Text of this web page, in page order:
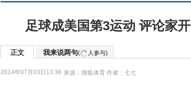
足球成美国第3运动 评论家
正文 我来说两句( 人参与)
2014年07月03日13:36 来源： 搜狐体育 作者：七七